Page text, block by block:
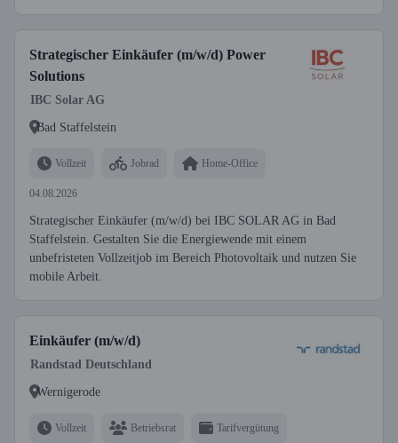
Strategischer Einkäufer (m/w/d) Power
Solutions
IBC Solar AG
Bad Staffelstein
Vollzeit Jobrad Home-Office
04.08.2026
Strategischer Einkäufer (m/w/d) bei IBC SOLAR AG in Bad
Staffelstein. Gestalten Sie die Energiewende mit einem
unbefristeten Vollzeitjob im Bereich Photovoltaik und nutzen Sie
mobile Arbeit.
Einkäufer (m/w/d)
Randstad Deutschland
Wernigerode
Vollzeit Betriebsrat Tarifvergütung